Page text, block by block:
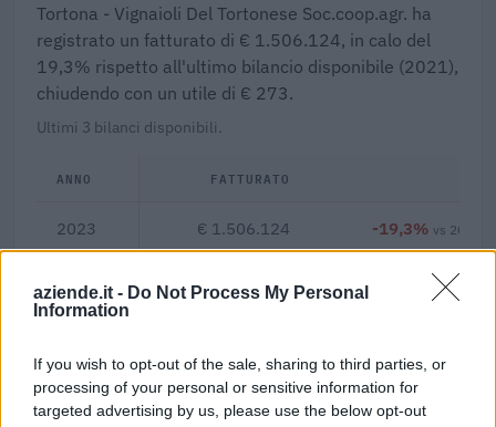
aziende.it - Do Not Process My Personal
Information
If you wish to opt-out of the sale, sharing to third parties, or
processing of your personal or sensitive information for
targeted advertising by us, please use the below opt-out
Tortona - Vignaioli Del Tortonese Soc.coop.agr. ha
registrato un fatturato di € 1.506.124, in calo del
19,3% rispetto all'ultimo bilancio disponibile (2021),
chiudendo con un utile di € 273.
Ultimi 3 bilanci disponibili.
ANNO FATTURATO
2023 € 1.506.124 -19,3% vs 2021
2021 € 1.867.410 +6,2%
0,0%